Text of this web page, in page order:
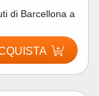
di Barcellona a